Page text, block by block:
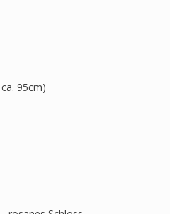
95cm)